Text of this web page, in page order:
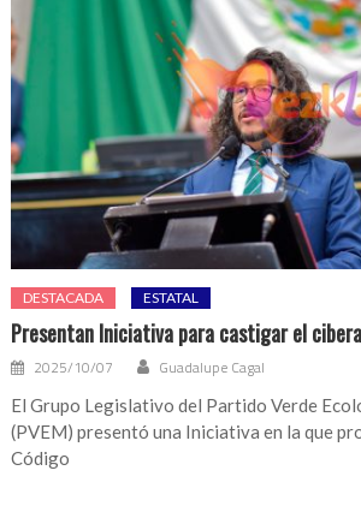
DESTACADA ESTATAL
Presentan Iniciativa para castigar el
2025/10/07 Guadalupe Cagal
El Grupo Legislativo del Partido Verde
(PVEM) presentó una Iniciativa en la que
Código